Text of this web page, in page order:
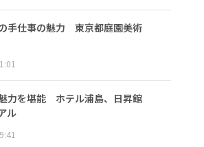
手仕事の魅力 東京都庭園美術
力を堪能 ホテル浦島、日昇館
ル